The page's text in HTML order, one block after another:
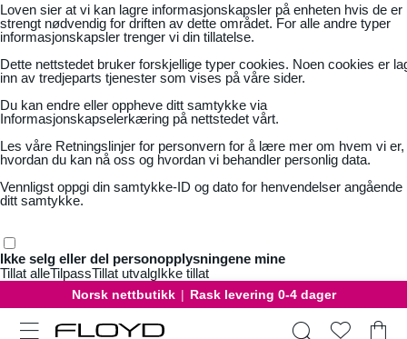
Loven sier at vi kan lagre informasjonskapsler på enheten hvis de er
strengt nødvendig for driften av dette området. For alle andre typer
informasjonskapsler trenger vi din tillatelse.
Dette nettstedet bruker forskjellige typer cookies. Noen cookies er
inn av tredjeparts tjenester som vises på våre sider.
Du kan endre eller oppheve ditt samtykke via
Informasjonskapselerkæring på nettstedet vårt.
Les våre Retningslinjer for personvern for å lære mer om hvem vi er,
hvordan du kan nå oss og hvordan vi behandler personlig data.
Vennligst oppgi din samtykke-ID og dato for henvendelser angående
ditt samtykke.
Ikke selg eller del personopplysningene mine
Tillat alleTilpassTillat utvalgIkke tillat
Norsk nettbutikk | Rask levering 0-4 dager